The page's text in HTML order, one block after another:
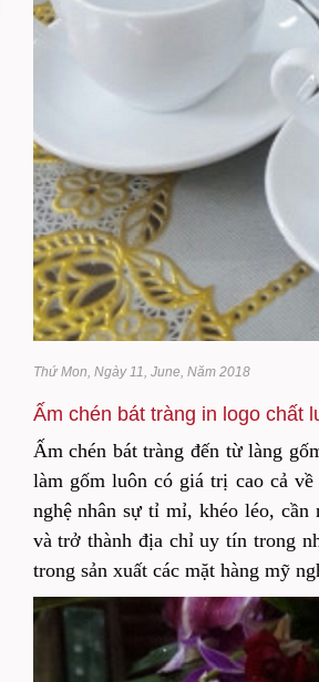
Thứ Mon, Ngày 11, June, Năm 2018
Ấm chén bát tràng in logo chất
Ấm chén bát tràng đến từ làng
làm gốm luôn có giá trị cao cả
nghệ nhân sự tỉ mỉ, khéo léo,
và trở thành địa chỉ uy tín trong
trong sản xuất các mặt hàng mỹ